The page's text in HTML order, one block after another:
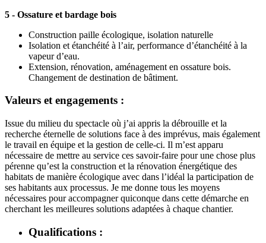
5 - Ossature et bardage bois
Construction paille écologique, isolation naturelle
Isolation et étanchéité à l’air, performance d’étanchéité à la
vapeur d’eau.
Extension, rénovation, aménagement en ossature bois.
Changement de destination de bâtiment.
Valeurs et engagements :
Issue du milieu du spectacle où j’ai appris la débrouille et la
recherche éternelle de solutions face à des imprévus, mais également
le travail en équipe et la gestion de celle-ci. Il m’est apparu
nécessaire de mettre au service ces savoir-faire pour une chose plus
pérenne qu’est la construction et la rénovation énergétique des
habitats de manière écologique avec dans l’idéal la participation de
ses habitants aux processus. Je me donne tous les moyens
nécessaires pour accompagner quiconque dans cette démarche en
cherchant les meilleures solutions adaptées à chaque chantier.
Qualifications :